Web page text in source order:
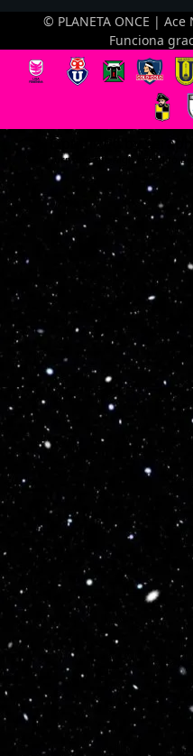
© PLANETA ONCE |
Funciona
Optimized by
Turns on site high speed to